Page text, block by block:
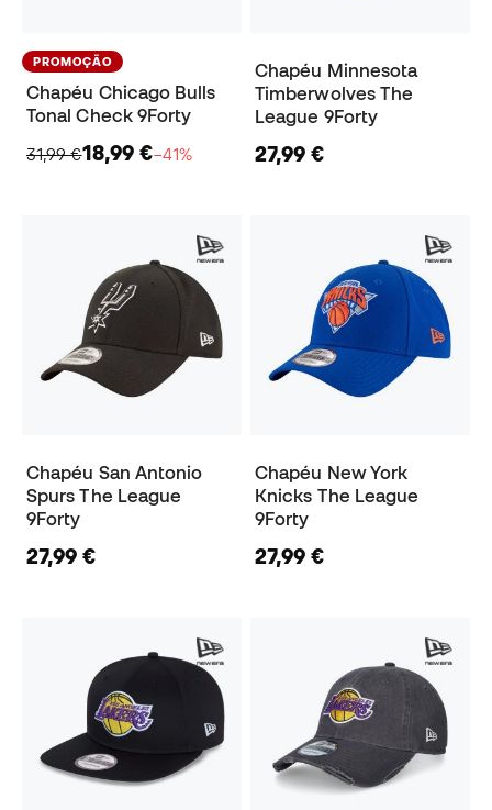
PROMOÇÃO
Chapéu Chicago Bulls
Tonal Check 9Forty
31,99 €18,99 €−41%
Chapéu Minnesota
Timberwolves The
League 9Forty
27,99 €
Chapéu San Antonio
Spurs The League
9Forty
27,99 €
Chapéu New York
Knicks The League
9Forty
27,99 €